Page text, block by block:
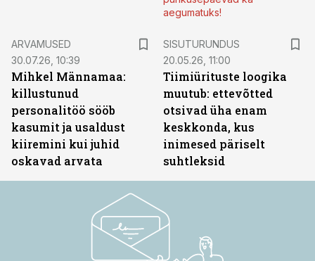
aegumatuks!
ARVAMUSED
30.07.26, 10:39
Mihkel Männamaa:
killustunud
personalitöö sööb
kasumit ja usaldust
kiiremini kui juhid
oskavad arvata
SISUTURUNDUS
20.05.26, 11:00
Tiimiürituste loogika
muutub: ettevõtted
otsivad üha enam
keskkonda, kus
inimesed päriselt
suhtleksid